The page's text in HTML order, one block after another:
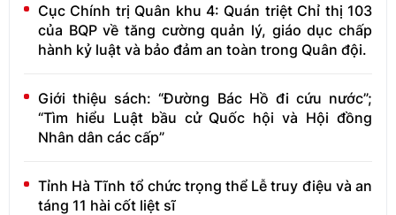
Cục Chính trị Quân khu 4: Quán triệt Chỉ thị 103
của BQP về tăng cường quản lý, giáo dục chấp
hành kỷ luật và bảo đảm an toàn trong Quân đội.
Giới thiệu sách: “Đường Bác Hồ đi cứu nước”;
“Tìm hiểu Luật bầu cử Quốc hội và Hội đồng
Nhân dân các cấp”
Tỉnh Hà Tĩnh tổ chức trọng thể Lễ truy điệu và an
táng 11 hài cốt liệt sĩ